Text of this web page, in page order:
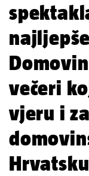
večeri
vjeru i